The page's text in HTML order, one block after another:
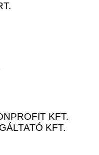
KFT.
KFT.